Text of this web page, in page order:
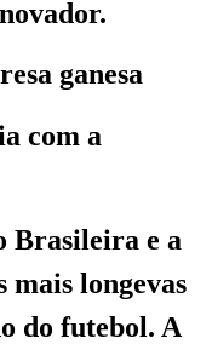
ganesa
com a
Brasileira e a
mais longevas
do futebol. A